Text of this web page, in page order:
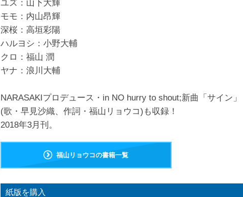
ユズ：山下大輝
モモ：内山昂輝
深桜：高垣彩陽
ハルヨシ：小野大輔
クロ：福山 潤
ヤナ：浪川大輔
NARASAKIプロデュース・in NO hurry to shout;新曲「サイン」
(歌・早見沙織、作詞・福山リョウコ)も収録！
2018年3月刊。
福山リョウコの書籍一覧
紙版を購入